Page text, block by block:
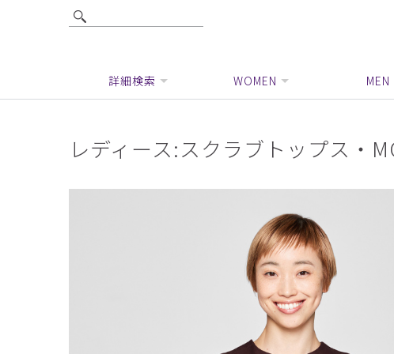
詳細検索 WOMEN MEN
レディース:スクラブトップス・